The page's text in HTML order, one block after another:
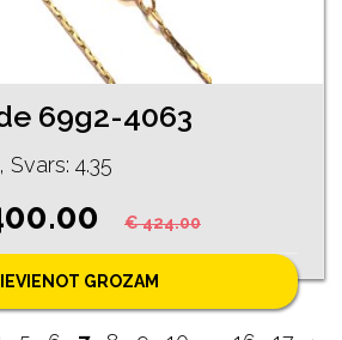
69g2-4063
4.35
€ 424.00
GROZAM